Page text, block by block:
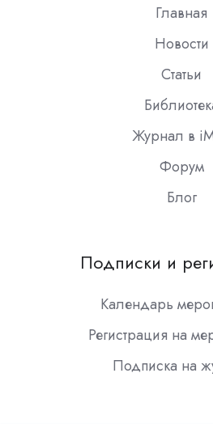
Главная
Новости
Статьи
Журнал в
Форум
Блог
Подписки и
Календарь
Регистрация на
Подписка на